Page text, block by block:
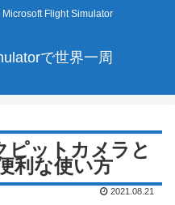
Flight Simulator
で世界一周
ピットカメラと
利な使い方
2021.08.21